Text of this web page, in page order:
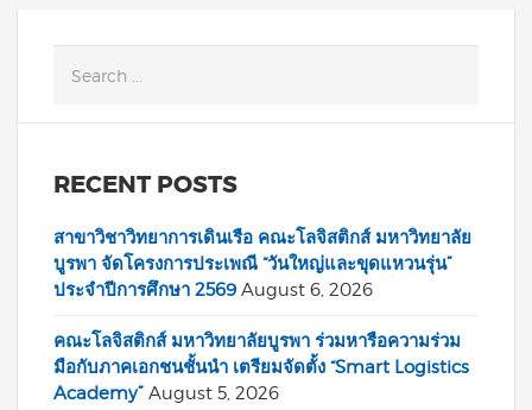
RECENT POSTS
สาขาวิชาวิทยาการเดินเรือ คณะโลจิสติกส์ มหาวิทยาลัย
บูรพา จัดโครงการประเพณี “วันใหญ่และขุดแหวนรุ่น”
ประจำปีการศึกษา 2569 August 6, 2026
คณะโลจิสติกส์ มหาวิทยาลัยบูรพา ร่วมหารือความร่วม
มือกับภาคเอกชนชั้นนำ เตรียมจัดตั้ง “Smart Logistics
Academy” August 5, 2026